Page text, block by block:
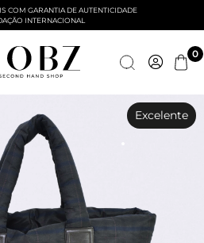
COM GARANTIA DE AUTENTICIDADE
INTERNACIONAL
0
Excelente